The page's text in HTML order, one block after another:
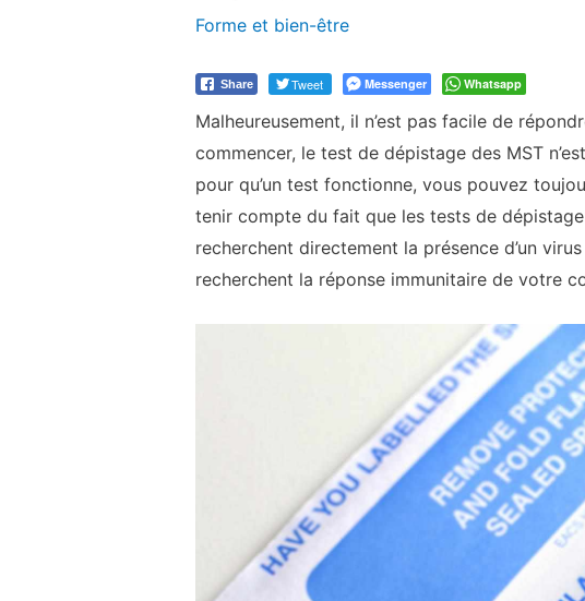
Forme et bien-être
Share Tweet Messenger Whatsapp
Malheureusement, il n’est pas facile de
commencer, le test de dépistage des MST
pour qu’un test fonctionne, vous pouvez
tenir compte du fait que les tests de
recherchent directement la présence d’un
recherchent la réponse immunitaire de votre